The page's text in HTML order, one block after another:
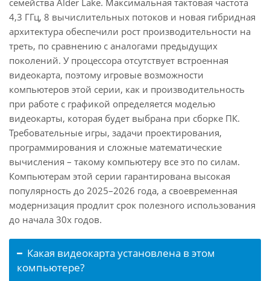
семейства Alder Lake. Максимальная тактовая частота
4,3 ГГц, 8 вычислительных потоков и новая гибридная
архитектура обеспечили рост производительности на
треть, по сравнению с аналогами предыдущих
поколений. У процессора отсутствует встроенная
видеокарта, поэтому игровые возможности
компьютеров этой серии, как и производительность
при работе с графикой определяется моделью
видеокарты, которая будет выбрана при сборке ПК.
Требовательные игры, задачи проектирования,
программирования и сложные математические
вычисления – такому компьютеру все это по силам.
Компьютерам этой серии гарантирована высокая
популярность до 2025–2026 года, а своевременная
модернизация продлит срок полезного использования
до начала 30х годов.
Какая видеокарта установлена в этом
компьютере?